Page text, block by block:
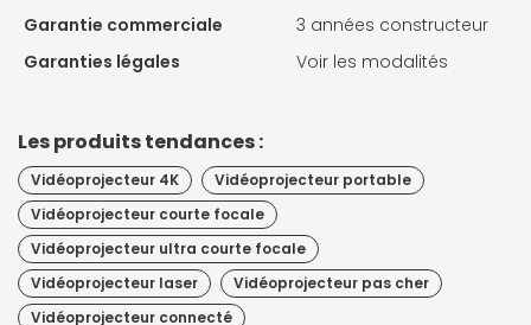
Garantie commerciale
3 années constructeur
Garanties légales
Voir les modalités
Les produits tendances :
Vidéoprojecteur 4K
Vidéoprojecteur portable
Vidéoprojecteur courte focale
Vidéoprojecteur ultra courte focale
Vidéoprojecteur laser
Vidéoprojecteur pas cher
Vidéoprojecteur connecté